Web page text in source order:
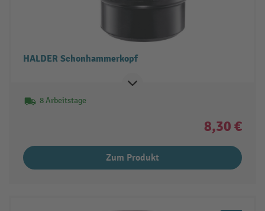
HALDER Schonhammerkopf
8 Arbeitstage
8,30 €
Zum Produkt